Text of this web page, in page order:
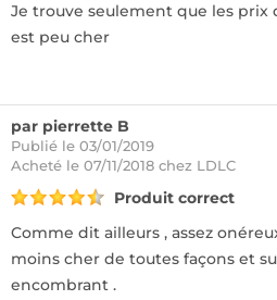
Je trouve seulement que les prix
est peu cher
par pierrette B
Publié le 03/01/2019
Acheté le 07/11/2018 chez LDLC
Produit correct
Comme dit ailleurs , assez
moins cher de toutes façons et
encombrant .